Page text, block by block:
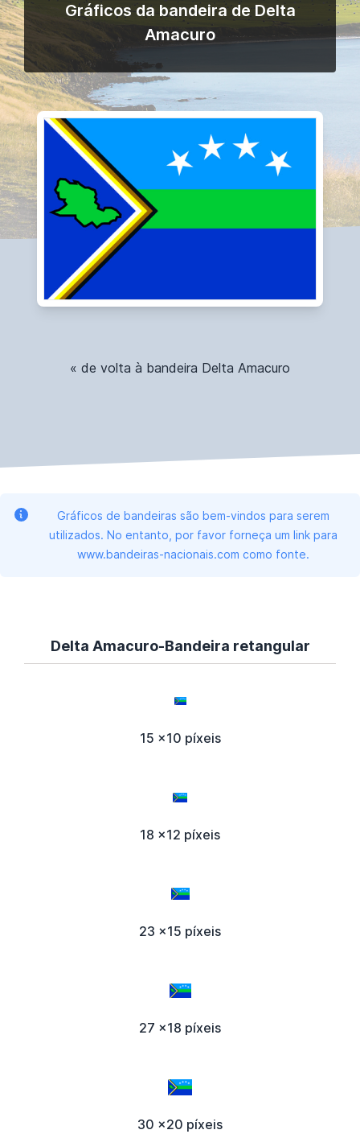
Gráficos da bandeira de Delta
Amacuro
« de volta à bandeira Delta Amacuro
Gráficos de bandeiras são bem-vindos para serem
utilizados. No entanto, por favor forneça um link para
www.bandeiras-nacionais.com como fonte.
Delta Amacuro-Bandeira retangular
15 x10 píxeis
18 x12 píxeis
23 x15 píxeis
27 x18 píxeis
30 x20 píxeis